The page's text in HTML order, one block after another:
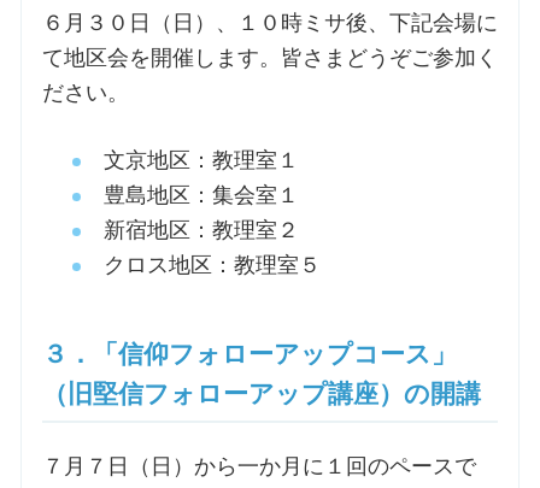
ご利用にあたって
６月３０日（日）、１０時ミサ後、下記会場に
て地区会を開催します。皆さまどうぞご参加く
ださい。
文京地区：教理室１
豊島地区：集会室１
新宿地区：教理室２
クロス地区：教理室５
３．「信仰フォローアップコース」
（旧堅信フォローアップ講座）の開講
７月７日（日）から一か月に１回のペースで